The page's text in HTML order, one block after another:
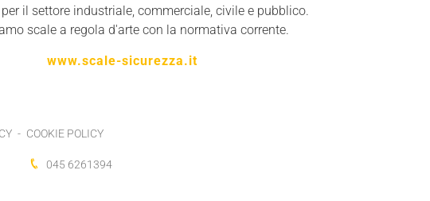
il settore industriale, commerciale, civile e pubblico.
scale a regola d'arte con la normativa corrente.
www.scale-sicurezza.it
COOKIE POLICY
045 6261394